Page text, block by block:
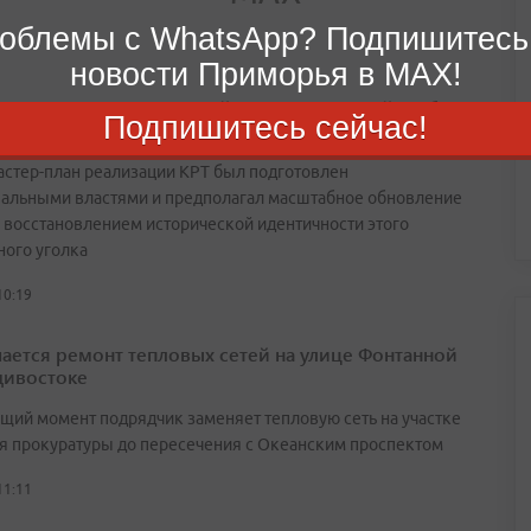
владивостокской Миллионки пройдет без
Семеновской, 3а
план реализации КРТ был подготовлен
властями и предполагал масштабное обновление
восстановлением исторической идентичности этого
уголка
ремонт тепловых сетей на улице Фонтанной
момент подрядчик заменяет тепловую сеть на участке
прокуратуры до пересечения с Океанским проспектом
с WhatsApp?
новости Приморья в MAX!
Подпишитесь сейчас!